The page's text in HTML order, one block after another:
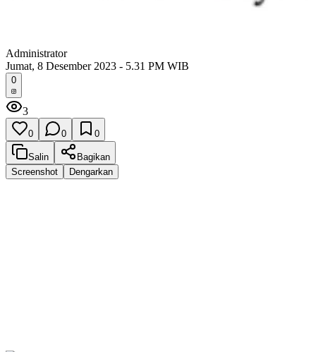
Administrator
Jumat, 8 Desember 2023 - 5.31 PM WIB
0
3
0 0 0
Salin
Bagikan
Screenshot
Dengarkan